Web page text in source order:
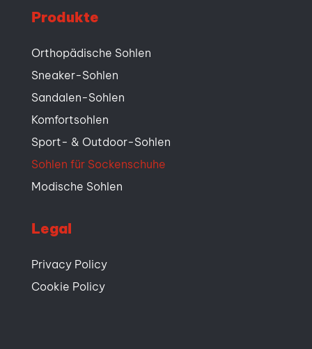
Produkte
Orthopädische Sohlen
Sneaker-Sohlen
Sandalen-Sohlen
Komfortsohlen
Sport- & Outdoor-Sohlen
Sohlen für Sockenschuhe
Modische Sohlen
Legal
Privacy Policy
Cookie Policy